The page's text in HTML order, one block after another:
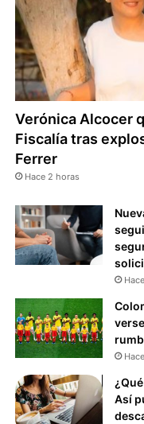
Verónica Alcocer
Fiscalía tras
Ferrer
Hace 2 horas
Así